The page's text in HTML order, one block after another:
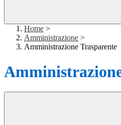
Home >
Amministrazione >
Amministrazione Trasparente